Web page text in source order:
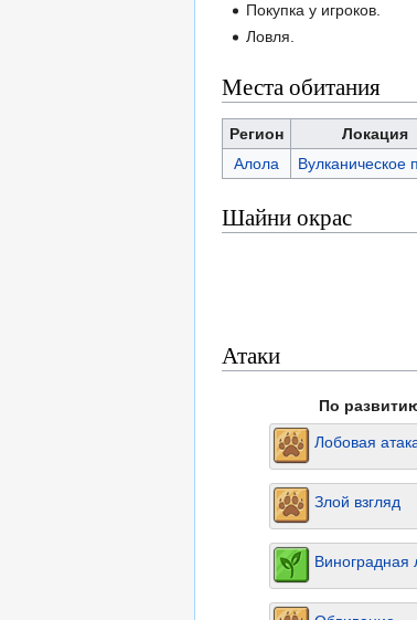
Покупка у игроков.
Ловля.
Места обитания
Регион Локация
Алола
Вулканическое
Шайни окрас
Атаки
По
Лобовая
Злой взгляд
Виноградная